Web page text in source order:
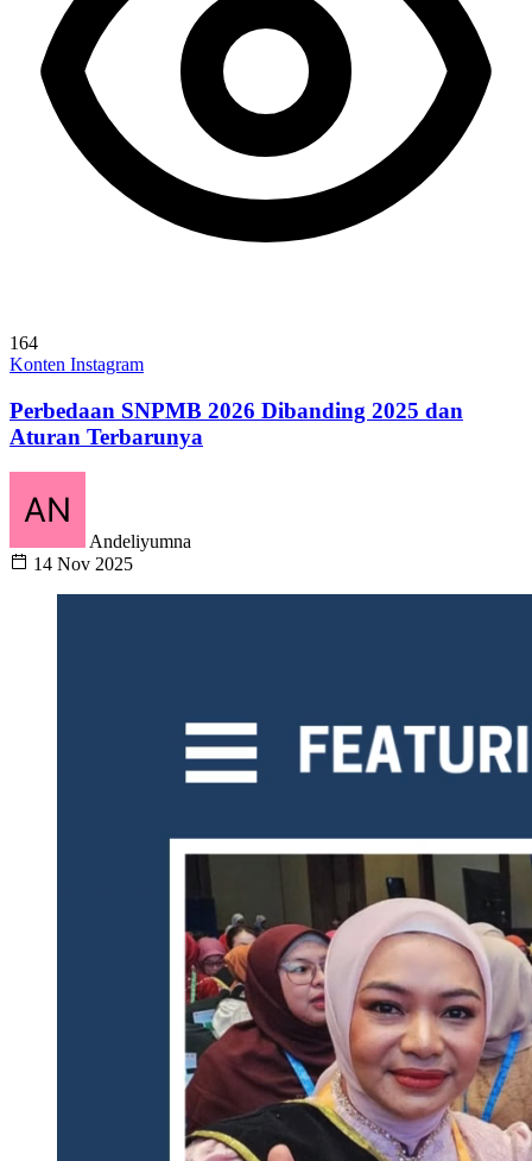
164
Konten Instagram
Perbedaan SNPMB 2026 Dibanding 2025 dan
Aturan Terbarunya
Andeliyumna
14 Nov 2025